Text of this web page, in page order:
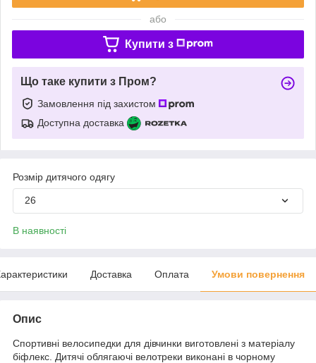
або
Купити з
Що таке купити з Пром?
Замовлення під захистом
Доступна доставка
Розмір дитячого одягу
26
В наявності
Доставка Оплата Умови повернення
Опис
Спортивні велосипедки для дівчинки виготовлені з матеріалу
біфлекс. Дитячі облягаючі велотреки виконані в чорному